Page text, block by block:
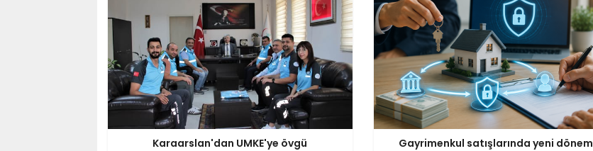
Karaarslan'dan UMKE'ye övgü Gayrimenkul satışlarında yeni dönem